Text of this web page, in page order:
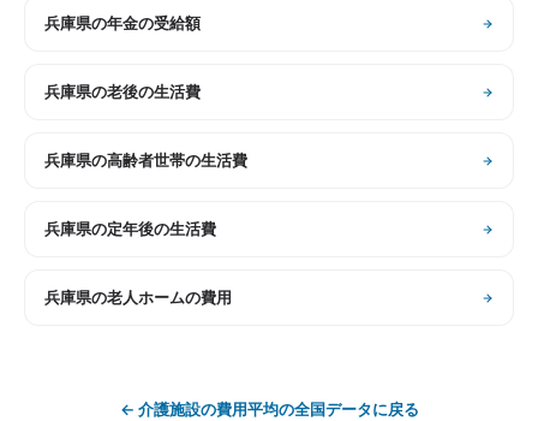
兵庫県の年金の受給額
兵庫県の老後の生活費
兵庫県の高齢者世帯の生活費
兵庫県の定年後の生活費
兵庫県の老人ホームの費用
← 介護施設の費用平均の全国データに戻る